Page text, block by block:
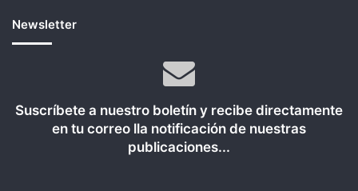
Newsletter
Suscríbete a nuestro boletín y recibe directamente
en tu correo lla notificación de nuestras
publicaciones...